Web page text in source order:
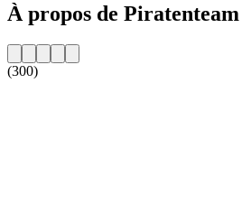
À propos de
(300)